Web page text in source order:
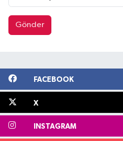
Gönder
FACEBOOK
X
INSTAGRAM